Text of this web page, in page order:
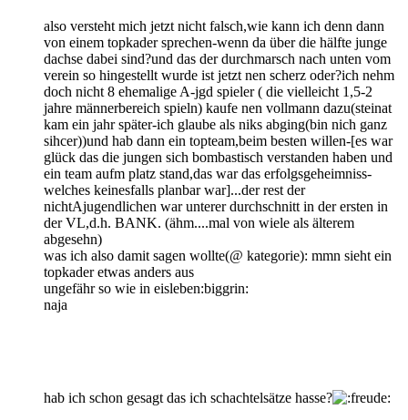
also versteht mich jetzt nicht falsch,wie kann ich denn dann
von einem topkader sprechen-wenn da über die hälfte junge
dachse dabei sind?und das der durchmarsch nach unten vom
verein so hingestellt wurde ist jetzt nen scherz oder?ich nehm
doch nicht 8 ehemalige A-jgd spieler ( die vielleicht 1,5-2
jahre männerbereich spieln) kaufe nen vollmann dazu(steinat
kam ein jahr später-ich glaube als niks abging(bin nich ganz
sihcer))und hab dann ein topteam,beim besten willen-[es war
glück das die jungen sich bombastisch verstanden haben und
ein team aufm platz stand,das war das erfolgsgeheimniss-
welches keinesfalls planbar war]...der rest der
nichtAjugendlichen war unterer durchschnitt in der ersten in
der VL,d.h. BANK. (ähm....mal von wiele als älterem
abgesehn)
was ich also damit sagen wollte(@ kategorie): mmn sieht ein
topkader etwas anders aus
ungefähr so wie in eisleben:biggrin:
naja
hab ich schon gesagt das ich schachtelsätze hasse?